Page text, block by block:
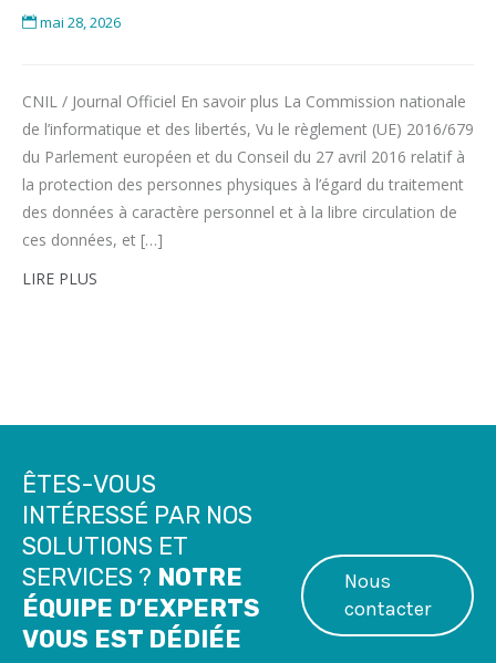
mai 28, 2026
CNIL / Journal Officiel En savoir plus La Commission nationale
de l’informatique et des libertés, Vu le règlement (UE) 2016/679
du Parlement européen et du Conseil du 27 avril 2016 relatif à
la protection des personnes physiques à l’égard du traitement
des données à caractère personnel et à la libre circulation de
ces données, et […]
LIRE PLUS
ÊTES-VOUS
INTÉRESSÉ PAR NOS
SOLUTIONS ET
SERVICES ? NOTRE
ÉQUIPE D’EXPERTS
VOUS EST DÉDIÉE
Nous
contacter